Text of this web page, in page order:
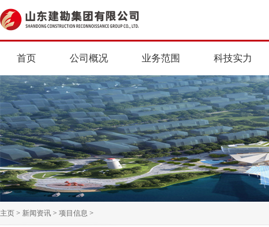
首页 公司概况 业务范围 科技实力
主页 > 新闻资讯 > 项目信息 >